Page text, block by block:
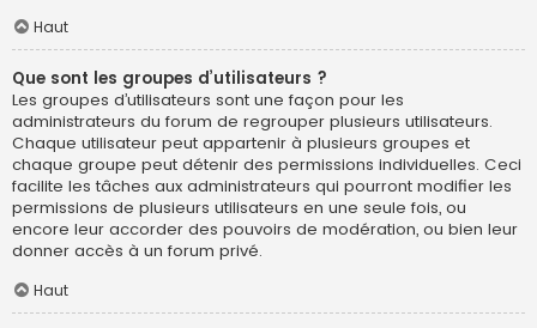
Haut
Que sont les groupes d’utilisateurs ?
Les groupes d’utilisateurs sont une façon pour les
administrateurs du forum de regrouper plusieurs utilisateurs.
Chaque utilisateur peut appartenir à plusieurs groupes et
chaque groupe peut détenir des permissions individuelles. Ceci
facilite les tâches aux administrateurs qui pourront modifier les
permissions de plusieurs utilisateurs en une seule fois, ou
encore leur accorder des pouvoirs de modération, ou bien leur
donner accès à un forum privé.
Haut